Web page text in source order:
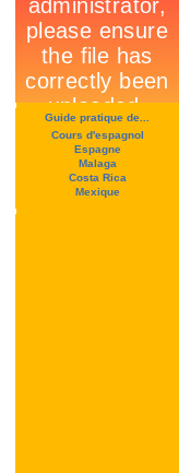
Guide pratique de...
Cours d'espagnol
Espagne
Malaga
Costa Rica
Mexique